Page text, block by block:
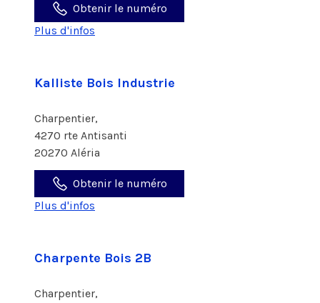
Obtenir le numéro
Plus d'infos
Kalliste Bois Industrie
Charpentier,
4270 rte Antisanti
20270 Aléria
Obtenir le numéro
Plus d'infos
Charpente Bois 2B
Charpentier,